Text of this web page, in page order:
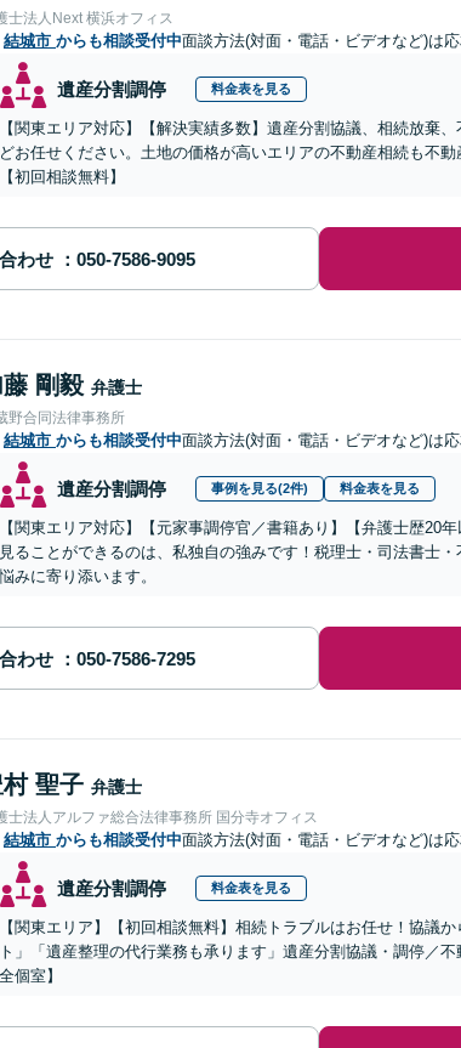
士法人Next 横浜オフィス
結城市 からも相談受付中面談方法(対面・電話・ビデオなど)は
遺産分割調停 料金表を見る
【関東エリア対応】【解決実績多数】遺産分割協議、相続放棄
どお任せください。土地の価格が高いエリアの不動産相続も不
【初回相談無料】
わせ
剛毅 弁護士
野合同法律事務所
結城市 からも相談受付中面談方法(対面・電話・ビデオなど)は
遺産分割調停 事例を見る(2件) 料金表を見る
【関東エリア対応】【元家事調停官／書籍あり】【弁護士歴20
見ることができるのは、私独自の強みです！税理士・司法書士
悩みに寄り添います。
わせ
聖子 弁護士
士法人アルファ総合法律事務所 国分寺オフィス
結城市 からも相談受付中面談方法(対面・電話・ビデオなど)は
遺産分割調停 料金表を見る
【関東エリア】【初回相談無料】相続トラブルはお任せ！協議
ト」「遺産整理の代行業務も承ります」遺産分割協議・調停／
全個室】